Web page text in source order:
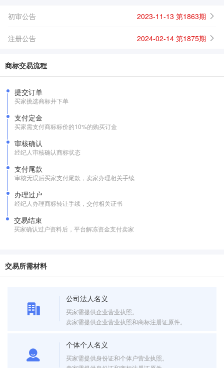
初审公告 2023-11-13 第1863期
注册公告 2024-02-14 第1875期
商标交易流程
提交订单
买家挑选商标并下单
支付定金
买家需支付商标标价的10%的购买订金
审核确认
经纪人审核确认商标状态
支付尾款
审核无误后买家支付尾款，卖家办理相关手续
办理过户
经纪人办理商标转让手续，交付相关证书
交易结束
买家确认过户资料后，平台解冻资金支付卖家
交易所需材料
公司法人名义
买家需提供企业营业执照。
卖家需提供企业营业执照和商标注册证原件。
个体个人名义
买家需提供身份证和个体户营业执照。